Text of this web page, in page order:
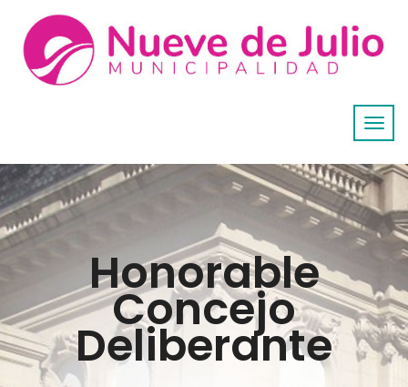
Honorable
Concejo
Deliberante